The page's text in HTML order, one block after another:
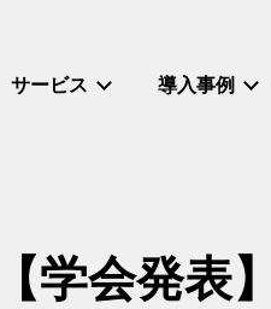
サービス 導入事例
【学会発